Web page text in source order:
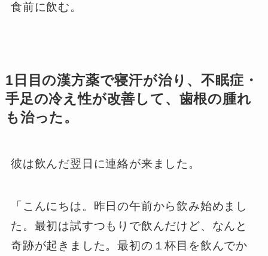
食前に飲む。
1日目の漢方薬で寝汗が治り、不眠症・
手足の冷え性が改善して、歯根の腫れ
も治った。
彼は飲んだ翌日に連絡が来ました。
「こんにちは。昨日の午前から飲み始めまし
た。最初は試すつもりで飲んだけど、なんと
奇跡が起きました。最初の１杯目を飲んでか